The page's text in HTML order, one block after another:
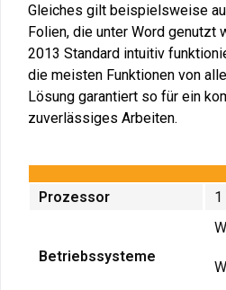
Gleiches gilt beispielsweise
Folien, die unter Word genutzt
2013 Standard intuitiv
die meisten Funktionen von
Lösung garantiert so für ein
zuverlässiges Arbeiten.
Prozessor
1
Betriebssysteme